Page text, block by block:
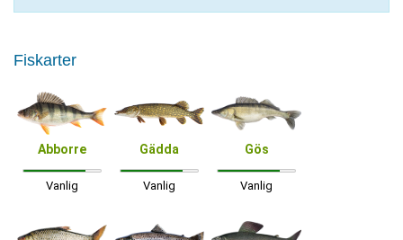
Fiskarter
Abborre
Vanlig
Gädda
Vanlig
Gös
Vanlig